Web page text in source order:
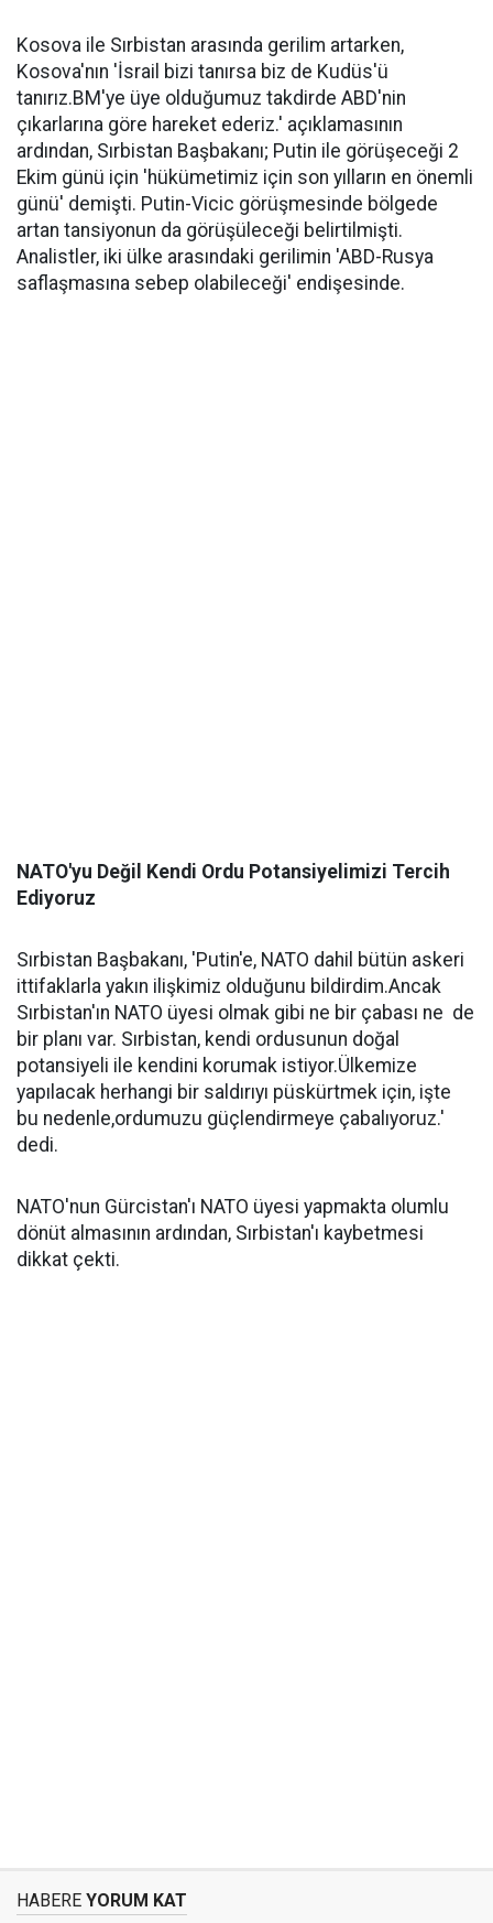
Kosova ile Sırbistan arasında gerilim artarken,
Kosova'nın 'İsrail bizi tanırsa biz de Kudüs'ü
tanırız.BM'ye üye olduğumuz takdirde ABD'nin
çıkarlarına göre hareket ederiz.' açıklamasının
ardından, Sırbistan Başbakanı; Putin ile görüşeceği 2
Ekim günü için 'hükümetimiz için son yılların en önemli
günü' demişti. Putin-Vicic görüşmesinde bölgede
artan tansiyonun da görüşüleceği belirtilmişti.
Analistler, iki ülke arasındaki gerilimin 'ABD-Rusya
saflaşmasına sebep olabileceği' endişesinde.
NATO'yu Değil Kendi Ordu Potansiyelimizi Tercih
Ediyoruz
Sırbistan Başbakanı, 'Putin'e, NATO dahil bütün askeri
ittifaklarla yakın ilişkimiz olduğunu bildirdim.Ancak
Sırbistan'ın NATO üyesi olmak gibi ne bir çabası ne de
bir planı var. Sırbistan, kendi ordusunun doğal
potansiyeli ile kendini korumak istiyor.Ülkemize
yapılacak herhangi bir saldırıyı püskürtmek için, işte
bu nedenle,ordumuzu güçlendirmeye çabalıyoruz.'
dedi.
NATO'nun Gürcistan'ı NATO üyesi yapmakta olumlu
dönüt almasının ardından, Sırbistan'ı kaybetmesi
dikkat çekti.
HABERE YORUM KAT